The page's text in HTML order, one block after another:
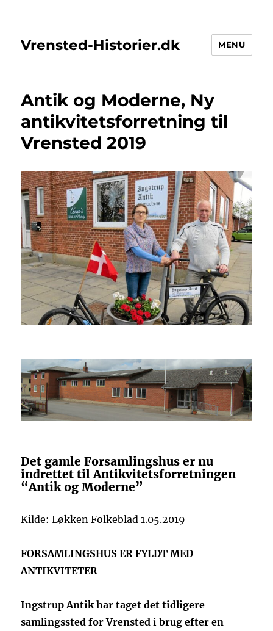
Vrensted-Historier.dk MENU
Antik og Moderne, Ny
antikvitetsforretning til
Vrensted 2019
Det gamle Forsamlingshus er nu
indrettet til Antikvitetsforretningen
“Antik og Moderne”
Kilde: Løkken Folkeblad 1.05.2019
FORSAMLINGSHUS ER FYLDT MED
ANTIKVITETER
Ingstrup Antik har taget det tidligere
samlingssted for Vrensted i brug efter en